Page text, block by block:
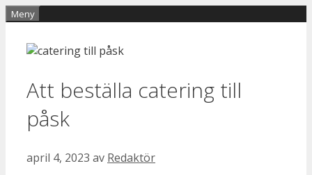
Hoppa
innehåll
Meny
Att beställa catering till
påsk
april 4, 2023 av Redaktör